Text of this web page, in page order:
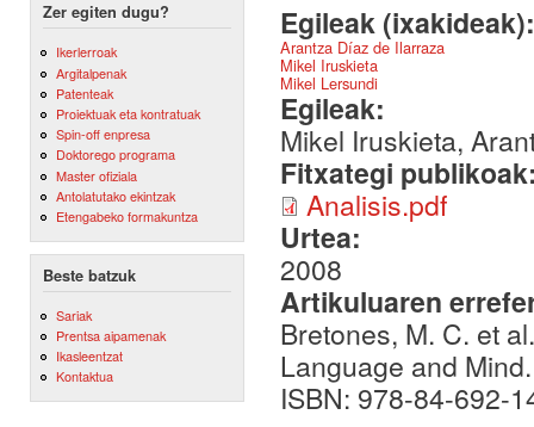
Zer egiten dugu?
Ikerlerroak
Argitalpenak
Patenteak
Proiektuak eta kontratuak
Spin-off enpresa
Doktorego programa
Master ofiziala
Antolatutako ekintzak
Etengabeko formakuntza
Beste batzuk
Sariak
Prentsa aipamenak
Ikasleentzat
Kontaktua
Egileak
Arantza Díaz de Ilarraza
Mikel Iruskieta
Mikel Lersundi
Egileak:
Mikel Iruskieta,
Fitxategi
Analisis.pdf
Urtea:
2008
Artikuluaren
Bretones, M. C. et
Language and
ISBN: 978-84-692-